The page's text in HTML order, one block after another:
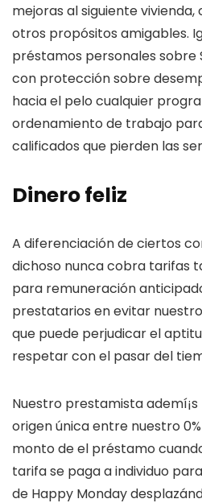
mejoras al siguiente
otros propósitos amigables.
préstamos personales sobre
con protección sobre
hacia el pelo cualquier
ordenamiento de trabajo
calificados que pierden las
Dinero feliz
A diferenciación de ciertos
dichoso nunca cobra tarifas
para remuneración
prestatarios en evitar
que puede perjudicar el
respetar con el pasar del
Nuestro prestamista
origen única entre nuestro
monto de el préstamo
tarifa se paga a individuo
de Happy Monday